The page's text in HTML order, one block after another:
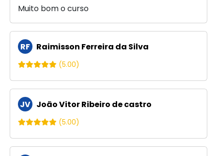
Muito bom o curso
RF Raimisson Ferreira da Silva
(5.00)
JV João Vitor Ribeiro de castro
(5.00)